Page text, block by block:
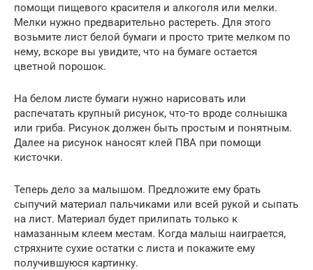
помощи пищевого красителя и алкоголя или мелки.
Мелки нужно предварительно растереть. Для этого
возьмите лист белой бумаги и просто трите мелком по
нему, вскоре вы увидите, что на бумаге остается
цветной порошок.
На белом листе бумаги нужно нарисовать или
распечатать крупный рисунок, что-то вроде солнышка
или гриба. Рисунок должен быть простым и понятным.
Далее на рисунок наносят клей ПВА при помощи
кисточки.
Теперь дело за малышом. Предложите ему брать
сыпучий материал пальчиками или всей рукой и сыпать
на лист. Материал будет прилипать только к
намазанным клеем местам. Когда малыш наиграется,
стряхните сухие остатки с листа и покажите ему
получившуюся картинку.